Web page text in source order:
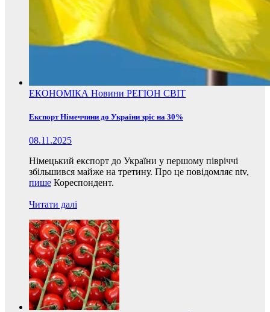
ЕКОНОМІКА Новини РЕГІОН СВІТ
Експорт Німеччини до України зріс на 30%
08.11.2025
Німецький експорт до України у першому півріччі
збільшився майже на третину. Про це повідомляє ntv,
пише Кореспондент.
Читати далі